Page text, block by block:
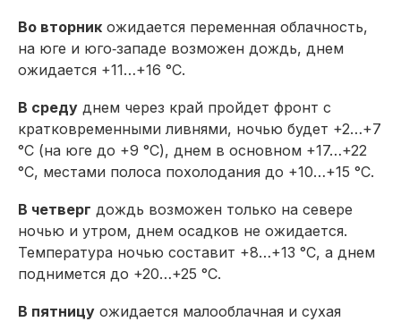
Во вторник ожидается переменная облачность,
на юге и юго‑западе возможен дождь, днем
ожидается +11…+16 °С.
В среду днем через край пройдет фронт с
кратковременными ливнями, ночью будет +2…+7
°С (на юге до +9 °С), днем в основном +17…+22
°С, местами полоса похолодания до +10…+15 °С.
В четверг дождь возможен только на севере
ночью и утром, днем осадков не ожидается.
Температура ночью составит +8…+13 °С, а днем
поднимется до +20…+25 °С.
В пятницу ожидается малооблачная и сухая